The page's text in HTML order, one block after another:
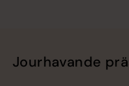
Jourhavande